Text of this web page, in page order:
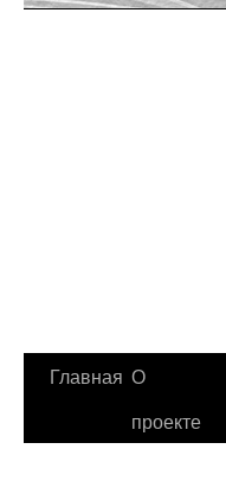
Главная О
проекте